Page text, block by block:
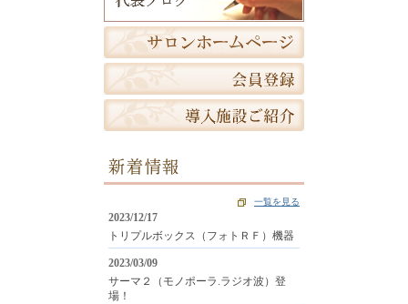
新着情報
一覧を見る
2023/12/17
トリプルボックス（フォトＲＦ）機器
2023/03/09
サーマ２（モノポーラ.ラジオ波）登
場！